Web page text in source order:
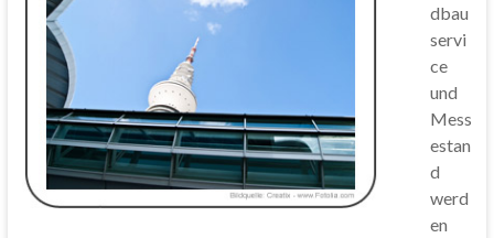
dbau
servi
ce
und
Mess
estan
d
werd
en